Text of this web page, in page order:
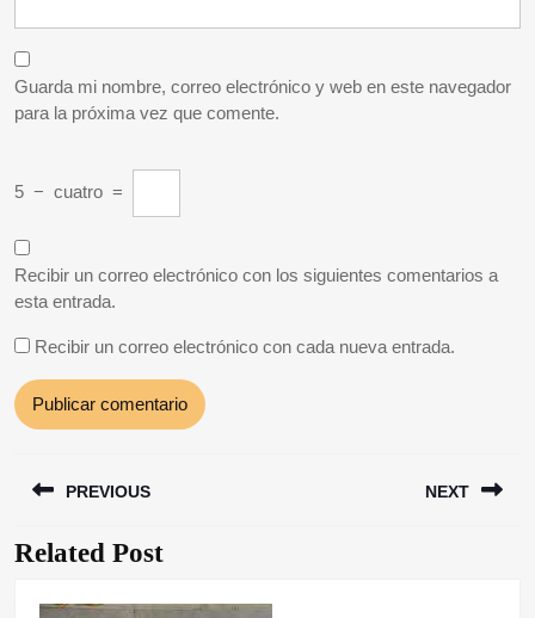
Guarda mi nombre, correo electrónico y web en este navegador
para la próxima vez que comente.
5 − cuatro =
Recibir un correo electrónico con los siguientes comentarios a
esta entrada.
Recibir un correo electrónico con cada nueva entrada.
de
entradas
PREVIOUS
Entrada
NEXT
Related Post